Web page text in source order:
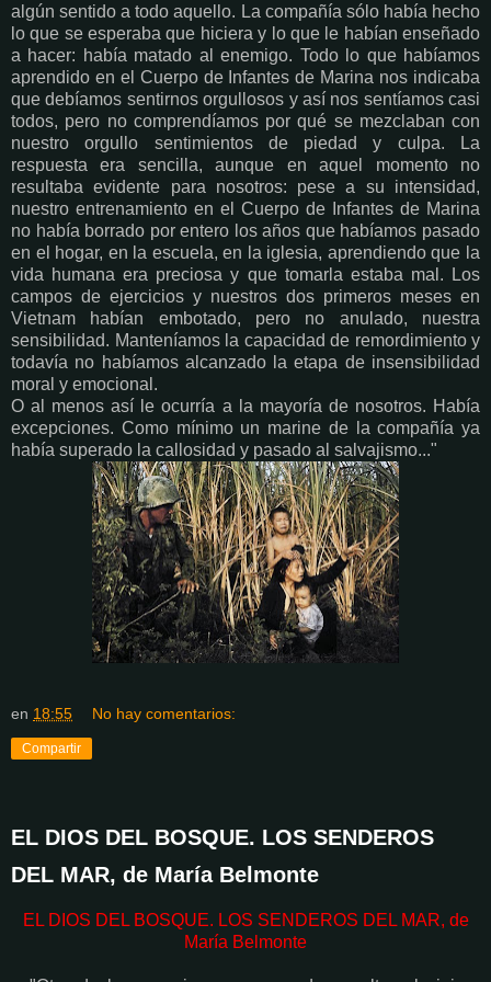
algún sentido a todo aquello. La compañía sólo había hecho
lo que se esperaba que hiciera y lo que le habían enseñado
a hacer: había matado al enemigo. Todo lo que habíamos
aprendido en el Cuerpo de Infantes de Marina nos indicaba
que debíamos sentirnos orgullosos y así nos sentíamos casi
todos, pero no comprendíamos por qué se mezclaban con
nuestro orgullo sentimientos de piedad y culpa. La
respuesta era sencilla, aunque en aquel momento no
resultaba evidente para nosotros: pese a su intensidad,
nuestro entrenamiento en el Cuerpo de Infantes de Marina
no había borrado por entero los años que habíamos pasado
en el hogar, en la escuela, en la iglesia, aprendiendo que la
vida humana era preciosa y que tomarla estaba mal. Los
campos de ejercicios y nuestros dos primeros meses en
Vietnam habían embotado, pero no anulado, nuestra
sensibilidad. Manteníamos la capacidad de remordimiento y
todavía no habíamos alcanzado la etapa de insensibilidad
moral y emocional.
O al menos así le ocurría a la mayoría de nosotros. Había
excepciones. Como mínimo un marine de la compañía ya
había superado la callosidad y pasado al salvajismo..."
en 18:55 No hay comentarios:
Compartir
EL DIOS DEL BOSQUE. LOS SENDEROS
DEL MAR, de María Belmonte
EL DIOS DEL BOSQUE. LOS SENDEROS DEL MAR, de
María Belmonte